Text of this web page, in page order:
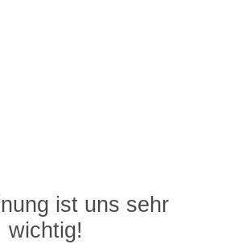
ist uns sehr
wichtig!